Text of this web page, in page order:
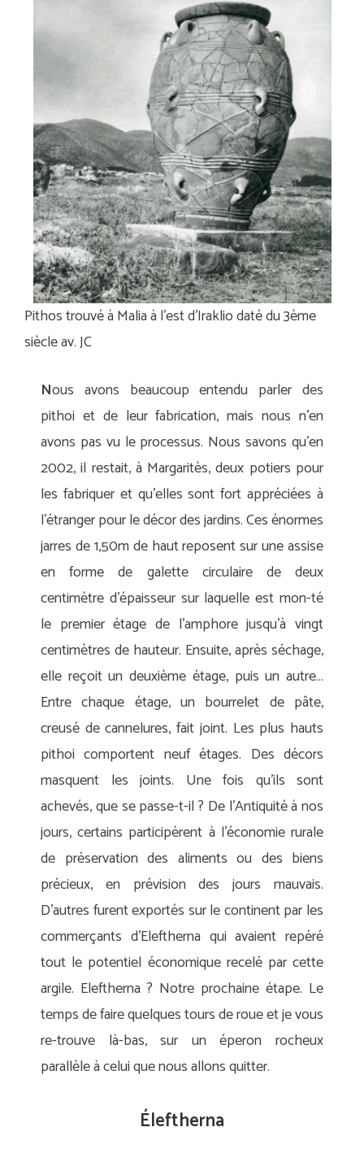
Pithos trouvé à Malia à l’est d’Iraklio daté du 3ème
siècle av. JC
Nous avons beaucoup entendu parler des
pithoi et de leur fabrication, mais nous n’en
avons pas vu le processus. Nous savons qu’en
2002, il restait, à Margaritès, deux potiers pour
les fabriquer et qu’elles sont fort appréciées à
l’étranger pour le décor des jardins. Ces énormes
jarres de 1,50m de haut reposent sur une assise
en forme de galette circulaire de deux
centimètre d’épaisseur sur laquelle est mon-té
le premier étage de l’amphore jusqu’à vingt
centimètres de hauteur. Ensuite, après séchage,
elle reçoit un deuxième étage, puis un autre…
Entre chaque étage, un bourrelet de pâte,
creusé de cannelures, fait joint. Les plus hauts
pithoi comportent neuf étages. Des décors
masquent les joints. Une fois qu’ils sont
achevés, que se passe-t-il ? De l’Antiquité à nos
jours, certains participèrent à l’économie rurale
de préservation des aliments ou des biens
précieux, en prévision des jours mauvais.
D’autres furent exportés sur le continent par les
commerçants d’Eleftherna qui avaient repéré
tout le potentiel économique recelé par cette
argile. Eleftherna ? Notre prochaine étape. Le
temps de faire quelques tours de roue et je vous
re-trouve là-bas, sur un éperon rocheux
parallèle à celui que nous allons quitter.
Éleftherna